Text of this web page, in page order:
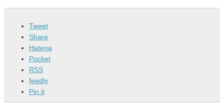
Tweet
Share
Hatena
Pocket
RSS
feedly
Pin it